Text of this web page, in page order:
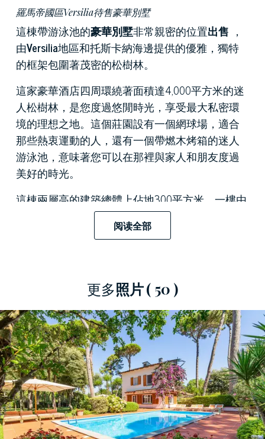
羅馬帝國區Versilia待售豪華別墅
這棟帶游泳池的豪華別墅非常親密的位置出售 ，
由Versilia地區和托斯卡納海邊提供的優雅，獨特
的框架包圍著茂密的松樹林。
這家豪華酒店四周環繞著面積達4,000平方米的迷
人松樹林，是您度過悠閒時光，享受最大私密環
境的理想之地。這個莊園設有一個網球場，適合
那些熱衷運動的人，還有一個帶燃木烤箱的迷人
游泳池，意味著您可以在那裡與家人和朋友度過
美好的時光。
這棟兩層高的建築總體上佔地300平方米。一樓由
明亮寬敞的起居區組成，配有石壁爐和木牆，使
其非常舒適。該待售物業具有七個雙人臥室和六
（Roma Imperiale），處於高端位置，距馬爾米堡
（Forte dei Marmi）的海洋，餐廳，受歡迎的夜生
活場所和購物區僅一箭之遙。
獨特而壯觀，位於Versilia的心臟地帶，這不僅是一
個完美的避暑別墅，而且全年仍是一個功能完善
且舒適的住所。
阅读全部
更多照片( 50 )